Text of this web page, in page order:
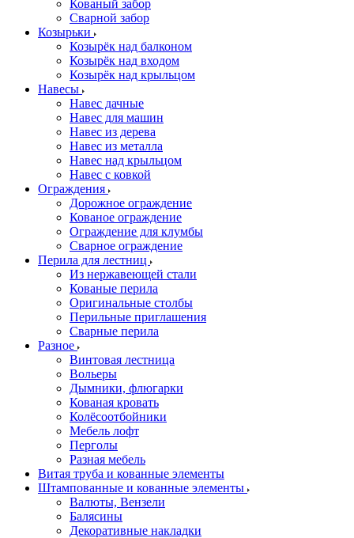
Кованый забор
Сварной забор
Козырьки
Козырёк над балконом
Козырёк над входом
Козырёк над крыльцом
Навесы
Навес дачные
Навес для машин
Навес из дерева
Навес из металла
Навес над крыльцом
Навес с ковкой
Ограждения
Дорожное ограждение
Кованое ограждение
Ограждение для клумбы
Сварное ограждение
Перила для лестниц
Из нержавеющей стали
Кованые перила
Оригинальные столбы
Перильные приглашения
Сварные перила
Разное
Винтовая лестница
Вольеры
Дымники, флюгарки
Кованая кровать
Колёсоотбойники
Мебель лофт
Перголы
Разная мебель
Витая труба и кованные элементы
Штампованные и кованные элементы
Валюты, Вензели
Балясины
Декоративные накладки